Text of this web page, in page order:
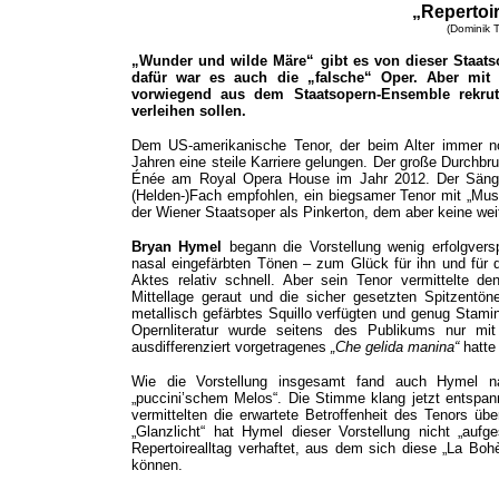
(Dominik
„Wunder und wilde Märe“ gibt es von dieser
dafür war es auch die „falsche“ Oper. Aber
vorwiegend aus dem Staatsopern-Ensemble
verleihen sollen.
Dem US-amerikanische Tenor, der beim Alter immer
Jahren eine steile Karriere gelungen. Der große
Énée am Royal Opera House im Jahr 2012. Der
(Helden-)Fach empfohlen, ein biegsamer Tenor mit
der Wiener Staatsoper als Pinkerton, dem aber keine
Bryan Hymel
begann die Vorstellung wenig
nasal eingefärbten Tönen – zum Glück für ihn und
Aktes relativ schnell. Aber sein Tenor vermittelte
Mittellage geraut und die sicher gesetzten
metallisch gefärbtes Squillo verfügten und genug
Opernliteratur wurde seitens des Publikums nur
ausdifferenziert vorgetragenes „Che gelida manina“hatte
Wie die Vorstellung insgesamt fand auch Hymel
„puccini’schem Melos“. Die Stimme klang jetzt
vermittelten die erwartete Betroffenheit des Tenors
„Glanzlicht“ hat Hymel dieser Vorstellung nicht
Repertoirealltag verhaftet, aus dem sich diese „La
können.